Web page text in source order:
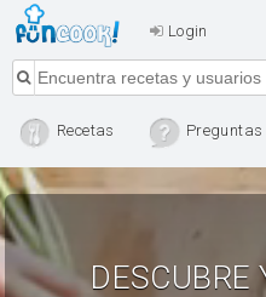
Login
Recetas Preguntas
DESCUBRE